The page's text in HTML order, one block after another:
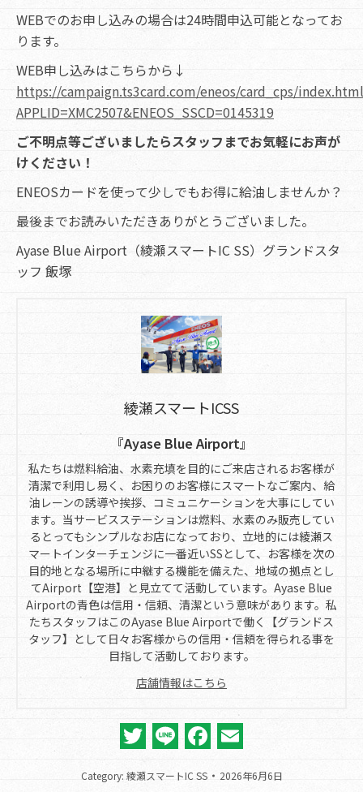
WEBでのお申し込みの場合は24時間申込可能となってお
ります。
WEB申し込みはこちらから↓
https://campaign.ts3card.com/eneos/card_cps/
APPLID=XMC2507&ENEOS_SSCD=0145319
ご不明点等ございましたらスタッフまでお気軽にお声が
けください！
ENEOSカードを使って少しでもお得に給油しませんか？
最後までお読みいただきありがとうございました。
Ayase Blue Airport（綾瀬スマートIC SS）グランドスタ
ッフ 飯塚
綾瀬スマートICSS
『Ayase Blue Airport』
私たちは燃料給油、水素充填を目的にご来店されるお客様が
清潔で利用し易く、お困りのお客様にスマートなご案内、給
油レーンの誘導や挨拶、コミュニケーションを大事にしてい
ます。当サービスステーションは燃料、水素のみ販売してい
るとってもシンプルなお店になっており、立地的には綾瀬ス
マートインターチェンジに一番近いSSとして、お客様を次の
目的地となる場所に中継する機能を備えた、地域の拠点とし
てAirport【空港】と見立てて活動しています。Ayase Blue
Airportの青色は信用・信頼、清潔という意味があります。私
たちスタッフはこのAyase Blue Airportで働く【グランドス
タッフ】として日々お客様からの信用・信頼を得られる事を
目指して活動しております。
店舗情報はこちら
Twitter
LineFacebook
Category: 綾瀬スマートIC SS 2026年6月6日